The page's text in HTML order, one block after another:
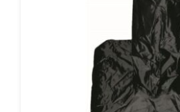
Beschermhoezen